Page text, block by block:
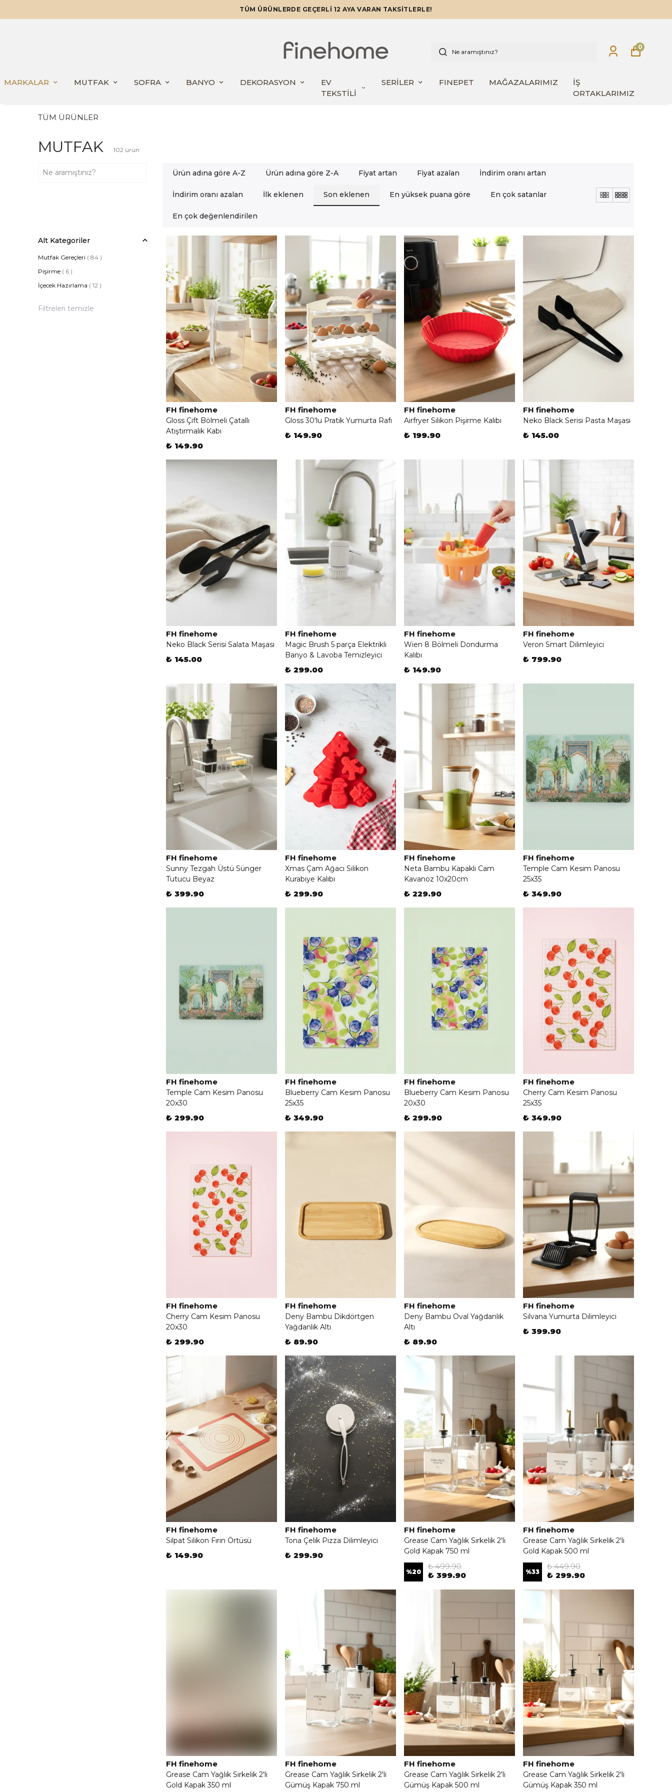
TÜM ÜRÜNLERDE GEÇERLİ 12 AYA VARAN TAKSİTLERLE!
MARKALAR MUTFAK SOFRA BANYO DEKORASYON
EV
TEKSTİLİ
SERİLER FINEPET MAĞAZALARIMIZ
İŞ
ORTAKLARIMIZ
0
TÜM ÜRÜNLER
MUTFAK 102 ürün
Ürün adına göre A-Z Ürün adına göre Z-A Fiyat artan Fiyat azalan İndirim oranı artan
İndirim oranı azalan İlk eklenen Son eklenen En yüksek puana göre En çok satanlar
En çok değenlendirilen
Alt Kategoriler
Mutfak Gereçleri ( 84 )
Pişirme ( 6 )
İçecek Hazırlama ( 12 )
Filtreleri temizle
FH finehome
Gloss Çift Bölmeli Çatallı
Atıştırmalık Kabı
₺ 149.90
FH finehome
Gloss 30'lu Pratik Yumurta Rafı
₺ 149.90
FH finehome
Airfryer Silikon Pişirme Kalıbı
₺ 199.90
FH finehome
Neko Black Serisi Pasta Maşası
₺ 145.00
FH finehome
Neko Black Serisi Salata Maşası
₺ 145.00
FH finehome
Magic Brush 5 parça Elektrikli
Banyo & Lavoba Temizleyici
₺ 299.00
FH finehome
Wien 8 Bölmeli Dondurma
Kalıbı
₺ 149.90
FH finehome
Veron Smart Dilimleyici
₺ 799.90
FH finehome
Sunny Tezgah Üstü Sünger
Tutucu Beyaz
₺ 399.90
FH finehome
Xmas Çam Ağacı Silikon
Kurabiye Kalıbı
₺ 299.90
FH finehome
Neta Bambu Kapaklı Cam
Kavanoz 10x20cm
₺ 229.90
FH finehome
Temple Cam Kesim Panosu
25x35
₺ 349.90
FH finehome
Temple Cam Kesim Panosu
20x30
₺ 299.90
FH finehome
Blueberry Cam Kesim Panosu
25x35
₺ 349.90
FH finehome
Blueberry Cam Kesim Panosu
20x30
₺ 299.90
FH finehome
Cherry Cam Kesim Panosu
25x35
₺ 349.90
FH finehome
Cherry Cam Kesim Panosu
20x30
₺ 299.90
FH finehome
Deny Bambu Dikdörtgen
Yağdanlık Altı
₺ 89.90
FH finehome
Deny Bambu Oval Yağdanlık
Altı
₺ 89.90
FH finehome
Silvana Yumurta Dilimleyici
₺ 399.90
FH finehome
Silpat Silikon Fırın Örtüsü
₺ 149.90
FH finehome
Tona Çelik Pizza Dilimleyici
₺ 299.90
FH finehome
Grease Cam Yağlık Sirkelik 2'li
Gold Kapak 750 ml
%20
₺ 499.90
₺ 399.90
FH finehome
Grease Cam Yağlık Sirkelik 2'li
Gold Kapak 500 ml
%33
₺ 449.90
₺ 299.90
FH finehome
Grease Cam Yağlık Sirkelik 2'li
Gold Kapak 350 ml
FH finehome
Grease Cam Yağlık Sirkelik 2'li
Gümüş Kapak 750 ml
FH finehome
Grease Cam Yağlık Sirkelik 2'li
Gümüş Kapak 500 ml
FH finehome
Grease Cam Yağlık Sirkelik 2'li
Gümüş Kapak 350 ml